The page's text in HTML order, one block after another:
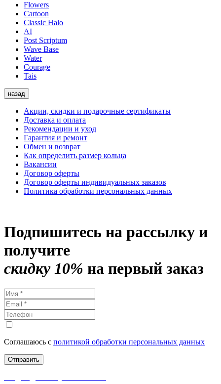
Flowers
Cartoon
Classic Halo
AI
Post Scriptum
Wave Base
Water
Courage
Tais
назад
Акции, скидки и подарочные сертификаты
Доставка и оплата
Рекомендации и уход
Гарантия и ремонт
Обмен и возврат
Как определить размер кольца
Вакансии
Договор оферты
Договор оферты индивидуальных заказов
Политика обработки персональных данных
Подпишитесь на рассылку и
получите
скидку 10% на первый заказ
Соглашаюсь с политикой обработки персональных данных